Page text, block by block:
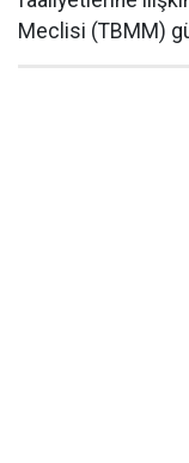
Meclisi (TBMM)